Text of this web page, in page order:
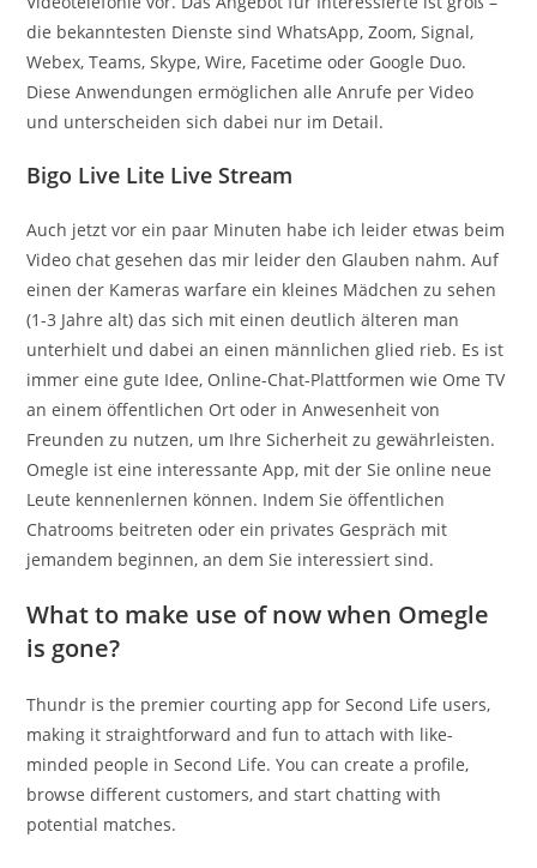
die bekanntesten Dienste sind WhatsApp, Zoom, Signal,
Webex, Teams, Skype, Wire, Facetime oder Google Duo.
Diese Anwendungen ermöglichen alle Anrufe per Video
und unterscheiden sich dabei nur im Detail.
Bigo Live Lite Live Stream
Auch jetzt vor ein paar Minuten habe ich leider etwas beim
Video chat gesehen das mir leider den Glauben nahm. Auf
einen der Kameras warfare ein kleines Mädchen zu sehen
(1-3 Jahre alt) das sich mit einen deutlich älteren man
unterhielt und dabei an einen männlichen glied rieb. Es ist
immer eine gute Idee, Online-Chat-Plattformen wie Ome TV
an einem öffentlichen Ort oder in Anwesenheit von
Freunden zu nutzen, um Ihre Sicherheit zu gewährleisten.
Omegle ist eine interessante App, mit der Sie online neue
Leute kennenlernen können. Indem Sie öffentlichen
Chatrooms beitreten oder ein privates Gespräch mit
jemandem beginnen, an dem Sie interessiert sind.
What to make use of now when Omegle
is gone?
Thundr is the premier courting app for Second Life users,
making it straightforward and fun to attach with like-
minded people in Second Life. You can create a profile,
browse different customers, and start chatting with
potential matches.